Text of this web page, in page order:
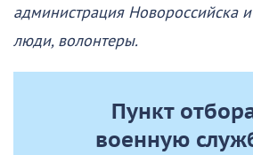
администрация Новороссийска
люди, волонтеры.
Пункт
военную